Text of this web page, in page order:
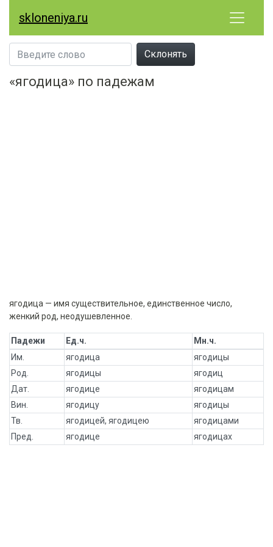
skloneniya.ru
Склонять
«ягодица» по падежам
ягодица — имя существительное, единственное число,
женкий род, неодушевленное.
Падежи Ед.ч.
Мн.ч.
Им.
ягодица
ягодицы
Род.
ягодицы
ягодиц
Дат.
ягодице
ягодицам
Вин.
ягодицу
ягодицы
Тв.
ягодицей, ягодицею
ягодицами
Пред.
ягодице ягодицах